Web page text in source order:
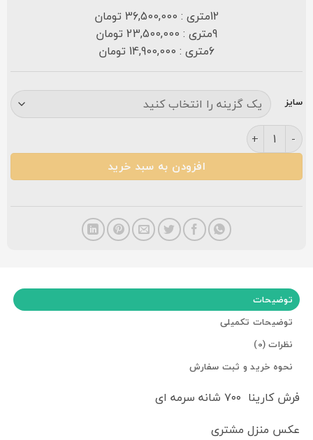
12متری : 36,500,000 تومان
9متری : 23,500,000 تومان
6متری : 14,900,000 تومان
سایز
فرش کارینا ۷۰۰ شانه سرمه ای عدد
افزودن به سبد خرید
توضیحات
توضیحات تکمیلی
نظرات (0)
نحوه خرید و ثبت سفارش
فرش کارینا ۷۰۰ شانه سرمه ای
عکس منزل مشتری